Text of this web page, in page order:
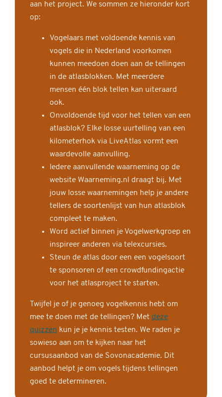
aan het project. We sommen ze hieronder kort
op:
Vogelaars met voldoende kennis van
vogels die in Nederland voorkomen
kunnen meedoen doen aan de tellingen
in de atlasblokken. Met meerdere
mensen één blok tellen kan uiteraard
ook.
Onvoldoende tijd voor het tellen van een
atlasblok? Elke losse uurtelling van een
kilometerhok via LiveAtlas vormt een
waardevolle aanvulling.
Iedere aanvullende waarneming op de
website Waarneming.nl draagt bij. Met
jouw losse waarnemingen help je andere
tellers de soortenlijst van hun atlasblok
compleet te maken.
Word actief binnen je Vogelwerkgroep en
inspireer anderen via telexcursies.
Steun de atlas door een een vogelsoort
te sponsoren of een crowdfundingactie
voor het atlasproject te starten.
Twijfel je of je genoeg vogelkennis hebt om
mee te doen met de tellingen? Met deze
quizzen kun je je kennis testen. We raden je
sowieso aan om te kijken naar het
cursusaanbod van de Sovonacademie. Dit
aanbod helpt je om vogels tijdens tellingen
goed te determineren.